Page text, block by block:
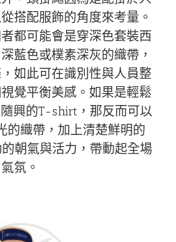
搭配服飾的角度來考量。
都可能會是穿深色套裝西
藍色或樸素深灰的織帶，
如此可在識別性與人員整
覺平衡美感。如果是輕鬆
興的T-shirt，那反而可以
的織帶，加上清楚鮮明的
朝氣與活力，帶動起全場
氣氛。